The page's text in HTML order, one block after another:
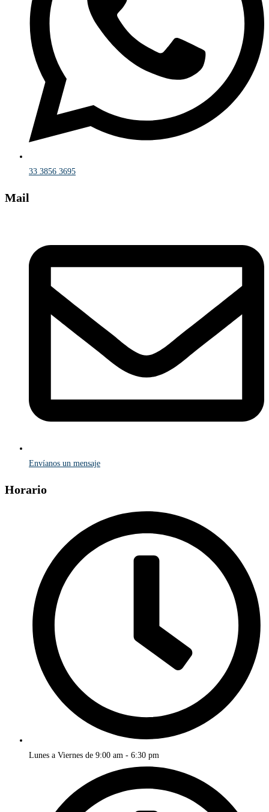
33 3856 3695
Mail
Envíanos un mensaje
Horario
Lunes a Viernes de 9:00 am - 6:30 pm